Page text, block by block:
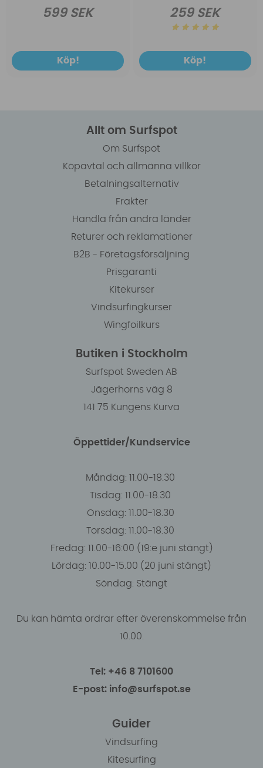
599 SEK
Köp!
259 SEK
Köp!
Allt om Surfspot
Om Surfspot
Köpavtal och allmänna villkor
Betalningsalternativ
Frakter
Handla från andra länder
Returer och reklamationer
B2B - Företagsförsäljning
Prisgaranti
Kitekurser
Vindsurfingkurser
Wingfoilkurs
Butiken i Stockholm
Surfspot Sweden AB
Jägerhorns väg 8
141 75 Kungens Kurva
Öppettider/Kundservice
Måndag: 11.00-18.30
Tisdag: 11.00-18.30
Onsdag: 11.00-18.30
Torsdag: 11.00-18.30
Fredag: 11.00-16:00 (19:e juni stängt)
Lördag: 10.00-15.00 (20 juni stängt)
Söndag: Stängt
Du kan hämta ordrar efter överenskommelse från
10.00.
Tel: +46 8 7101600
E-post: info@surfspot.se
Guider
Vindsurfing
Kitesurfing